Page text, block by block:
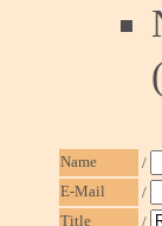
Name /
E-Mail
/
Title
/